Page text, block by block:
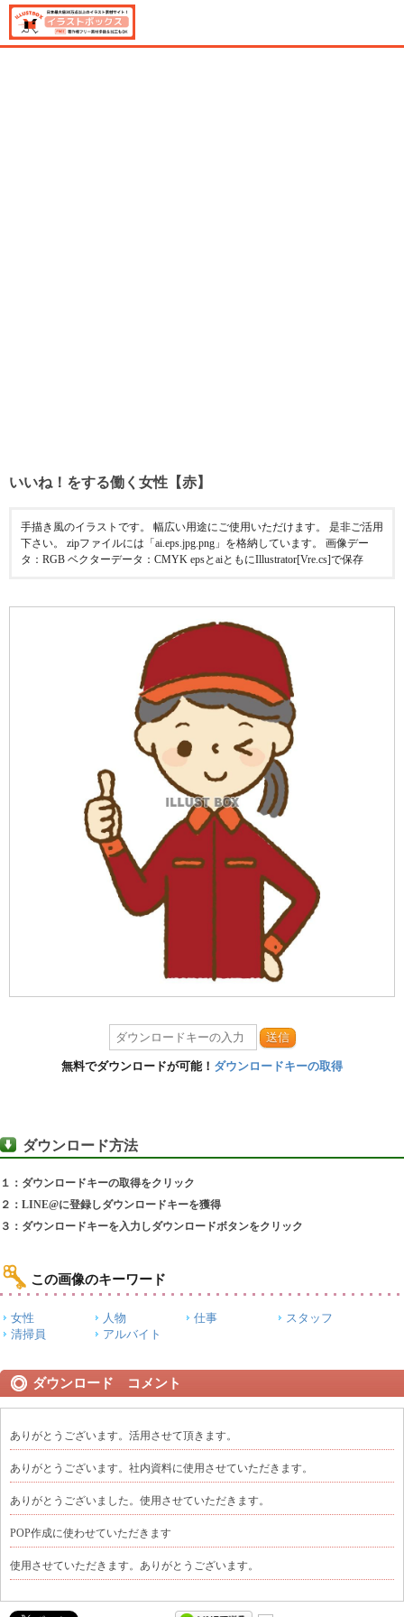
いいね！をする働く女性【赤】
手描き風のイラストです。 幅広い用途にご使用いただけます。 是非ご活用
下さい。 zipファイルには「ai.eps.jpg.png」を格納しています。 画像デー
タ：RGB ベクターデータ：CMYK epsとaiともにIllustrator[Vre.cs]で保存
送信
無料でダウンロードが可能！ ダウンロードキーの取得
ダウンロード方法
１：ダウンロードキーの取得をクリック
２：LINE@に登録しダウンロードキーを獲得
３：ダウンロードキーを入力しダウンロードボタンをクリック
この画像のキーワード
女性 人物 仕事
スタッフ
清掃員
アルバイト
ダウンロード コメント
ありがとうございます。活用させて頂きます。
ありがとうございます。社内資料に使用させていただきます。
ありがとうございました。使用させていただきます。
POP作成に使わせていただきます
使用させていただきます。ありがとうございます。